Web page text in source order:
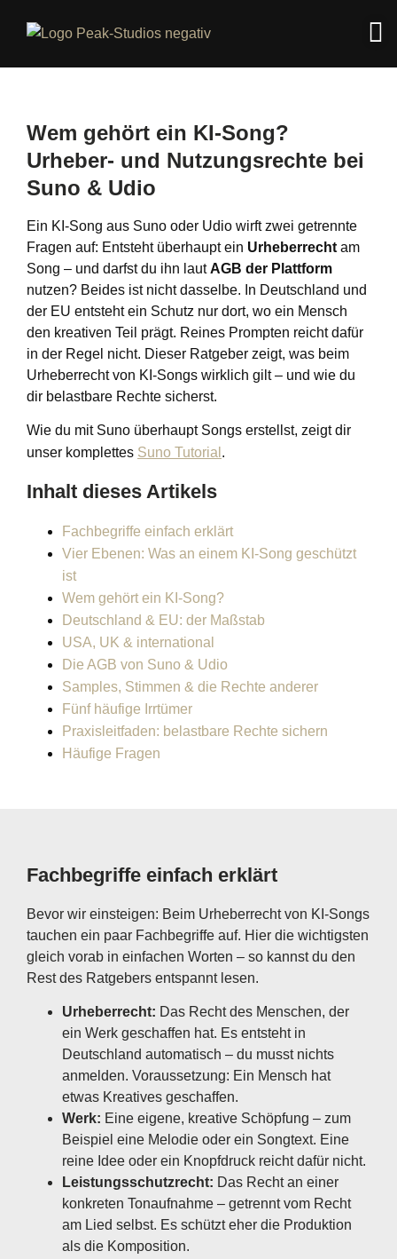
Wem gehört ein KI-Song?
Urheber- und Nutzungsrechte bei
Suno & Udio
Ein KI-Song aus Suno oder Udio wirft zwei getrennte
Fragen auf: Entsteht überhaupt ein Urheberrecht am
Song – und darfst du ihn lautAGB der Plattform
nutzen? Beides ist nicht dasselbe. In Deutschland und
der EU entsteht ein Schutz nur dort, wo ein Mensch
den kreativen Teil prägt. Reines Prompten reicht dafür
in der Regel nicht. Dieser Ratgeber zeigt, was beim
Urheberrecht von KI-Songs wirklich gilt – und wie du
dir belastbare Rechte sicherst.
Wie du mit Suno überhaupt Songs erstellst, zeigt dir
unser komplettes Suno Tutorial .
Inhalt dieses Artikels
Fachbegriffe einfach erklärt
Vier Ebenen: Was an einem KI-Song geschützt
ist
Wem gehört ein KI-Song?
Deutschland & EU: der Maßstab
USA, UK & international
Die AGB von Suno & Udio
Samples, Stimmen & die Rechte anderer
Fünf häufige Irrtümer
Praxisleitfaden: belastbare Rechte sichern
Häufige Fragen
Fachbegriffe einfach erklärt
Bevor wir einsteigen: Beim Urheberrecht von KI-Songs
tauchen ein paar Fachbegriffe auf. Hier die wichtigsten
gleich vorab in einfachen Worten – so kannst du den
Rest des Ratgebers entspannt lesen.
Urheberrecht: Das Recht des Menschen, der
ein Werk geschaffen hat. Es entsteht in
Deutschland automatisch – du musst nichts
anmelden. Voraussetzung: Ein Mensch hat
etwas Kreatives geschaffen.
Werk: Eine eigene, kreative Schöpfung – zum
Beispiel eine Melodie oder ein Songtext. Eine
reine Idee oder ein Knopfdruck reicht dafür nicht.
Leistungsschutzrecht: Das Recht an einer
konkreten Tonaufnahme – getrennt vom Recht
am Lied selbst. Es schützt eher die Produktion
als die Komposition.